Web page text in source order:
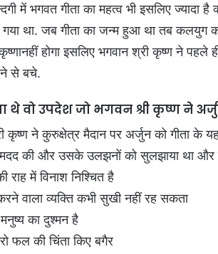
में भगवत गीता का महत्व भी इसलिए
गया था. जब गीता का जन्म हुआ था तब
होगा इसलिए भगवान श्री कृष्ण ने
से बचे.
थे वो उपदेश जो भगवन श्री कृष्ण ने
कृष्ण ने कुरुक्षेत्र मैदान पर अर्जुन को गीता के
मदद की और उसके उलझनों को सुलझाया था और
राह में विनाश निश्चित है
वाला व्यक्ति कभी सुखी नहीं रह सकता
का दुश्मन है
फल की चिंता किए बगैर